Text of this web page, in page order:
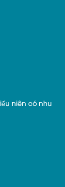
niên có nhu